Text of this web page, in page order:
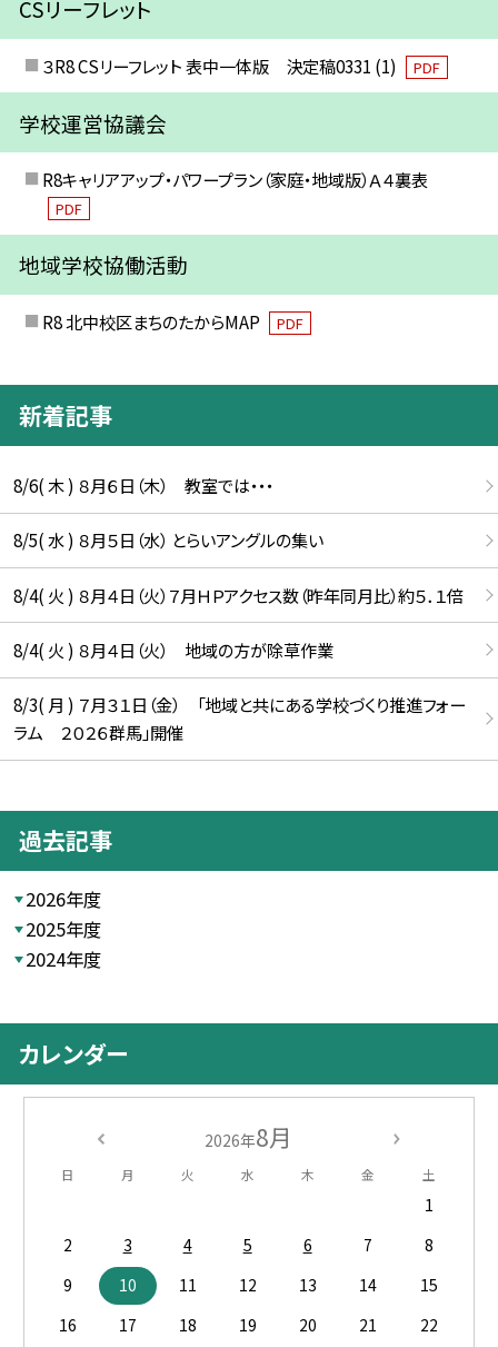
CSリーフレット
３R8 CSリーフレット 表中一体版 決定稿0331 (1) PDF
学校運営協議会
R8キャリアアップ・パワープラン（家庭・地域版）Ａ４裏表
PDF
地域学校協働活動
R8 北中校区まちのたからMAP PDF
新着記事
8/6( 木 ) ８月６日（木） 教室では・・・
8/5( 水 ) ８月５日（水） とらいアングルの集い
8/4( 火 ) ８月４日（火）７月ＨＰアクセス数（昨年同月比）約５．１倍
8/4( 火 ) ８月４日（火） 地域の方が除草作業
8/3( 月 ) ７月３１日（金） 「地域と共にある学校づくり推進フォー
ラム ２０２６群馬」開催
過去記事
2026年度
2025年度
2024年度
カレンダー
2026年8月
日 月 火 水 木 金 土
1
2
3 4 5 6 7
8
9
10 11 12 13 14
15
16
17 18 19 20 21
22